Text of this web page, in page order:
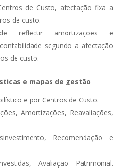
de Custo, afectação fixa a
de custo.
de reflectir amortizações e
segundo a afectação
de custo.
e mapas de gestão
e por Centros de Custo.
Amortizações, Reavaliações,
Recomendação e
Avaliação Patrimonial.